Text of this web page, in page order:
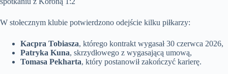
W stołecznym klubie potwierdzono odejście kilku piłkarzy:
Kacpra Tobiasza, którego kontrakt wygasał 30 czerwca 2026,
Patryka Kuna, skrzydłowego z wygasającą umową,
Tomasa Pekharta, który postanowił zakończyć karierę.